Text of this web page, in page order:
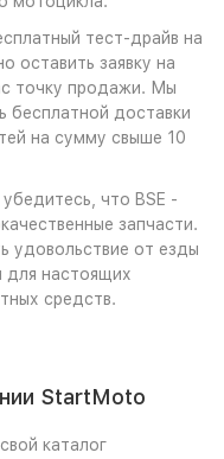
тест-драйв на
оставить заявку на
точку продажи. Мы
бесплатной доставки
на сумму свыше 10
что BSE -
запчасти.
удовольствие от езды
для настоящих
средств.
StartMoto
каталог